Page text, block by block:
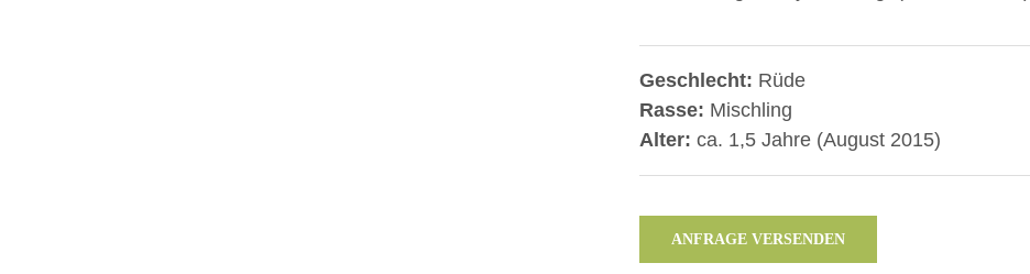
Geschlecht: Rüde
Rasse: Mischling
Alter: ca. 1,5 Jahre (August 2015)
ANFRAGE VERSENDEN